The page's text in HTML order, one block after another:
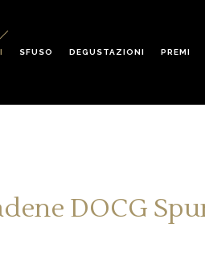
SFUSO DEGUSTAZIONI PREMI
DOCG